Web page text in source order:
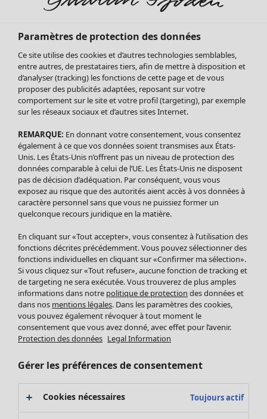
Soldes Vêtements
Tous les vêtements
Robes
Tuniques
Blouses
Tops
Gilets
Pantalon
Jupes
Leggings et collants
Accessoires
Chaussures
Vêtements de bain
Basics
Soldes Mobilier
Bonnes affaires déco
Décoration
Textiles
Tapis
Éponge
Paramètres de protection des données
Ce site utilise des cookies et d’autres technologies semblables,
entre autres, de prestataires tiers, afin de mettre à disposition et
d’analyser (tracking) les fonctions de cette page et de vous
proposer des publicités adaptées, reposant sur votre
comportement sur le site et votre profil (targeting), par exemple
sur les réseaux sociaux et d’autres sites Internet.
REMARQUE: En donnant votre consentement, vous consentez
également à ce que vos données soient transmises aux États-
Unis. Les États-Unis n’offrent pas un niveau de protection des
données comparable à celui de l’UE. Les États-Unis ne disposent
pas de décision d’adéquation. Par conséquent, vous vous
exposez au risque que des autorités aient accès à vos données à
caractère personnel sans que vous ne puissiez former un
quelconque recours juridique en la matière.
En cliquant sur «Tout accepter», vous consentez à l’utilisation des
fonctions décrites précédemment. Vous pouvez sélectionner des
fonctions individuelles en cliquant sur «Confirmer ma sélection».
Si vous cliquez sur «Tout refuser», aucune fonction de tracking et
de targeting ne sera exécutée. Vous trouverez de plus amples
informations dans notre politique de protection des données et
dans nos mentions légales. Dans les paramètres des cookies,
vous pouvez également révoquer à tout moment le
consentement que vous avez donné, avec effet pour l’avenir.
Protection des données Legal Information
Gérer les préférences de consentement
Cookies nécessaires Toujours actif